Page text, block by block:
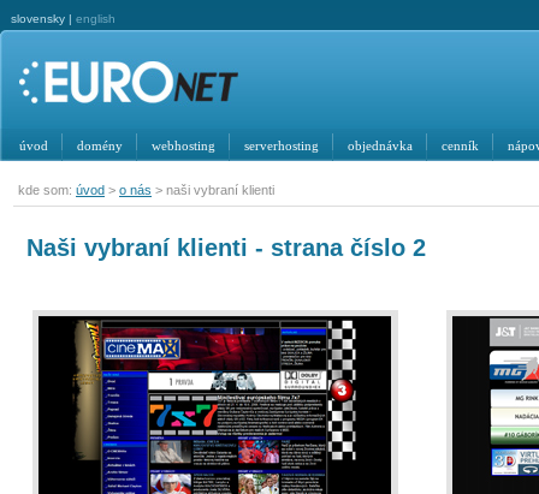
slovensky | english
úvod domény webhosting serverhosting objednávka cenník
kde som: úvod > o nás > naši vybraní klienti
Naši vybraní klienti - strana číslo 2